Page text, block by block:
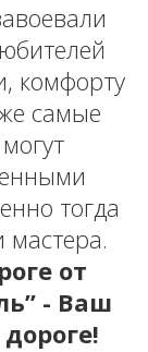
комфорту
самые
тогда
от
- Ваш